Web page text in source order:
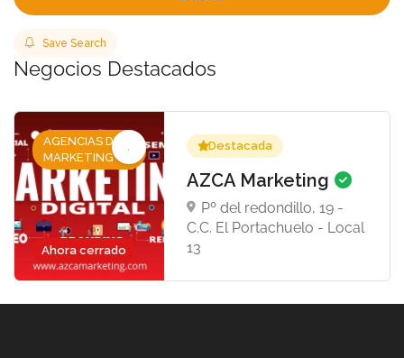
Save Search
Negocios Destacados
Ahora cerrado
AGENCIAS DE
MARKETING
Destacada
AZCA Marketing
Pº del redondillo, 19 -
C.C. El Portachuelo - Local
13